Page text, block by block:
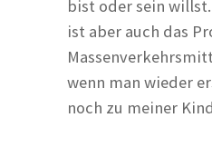
bist oder sein
ist aber auch das
wenn man wieder
noch zu meiner